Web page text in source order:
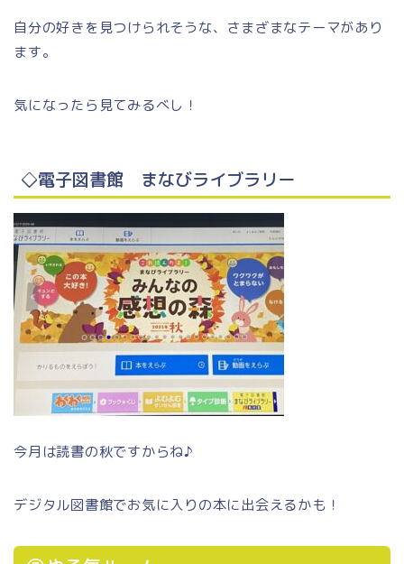
自分の好きを見つけられそうな、さまざまなテーマがあり
ます。
気になったら見てみるべし！
◇電子図書館 まなびライブラリー
今月は読書の秋ですからね♪
デジタル図書館でお気に入りの本に出会えるかも！